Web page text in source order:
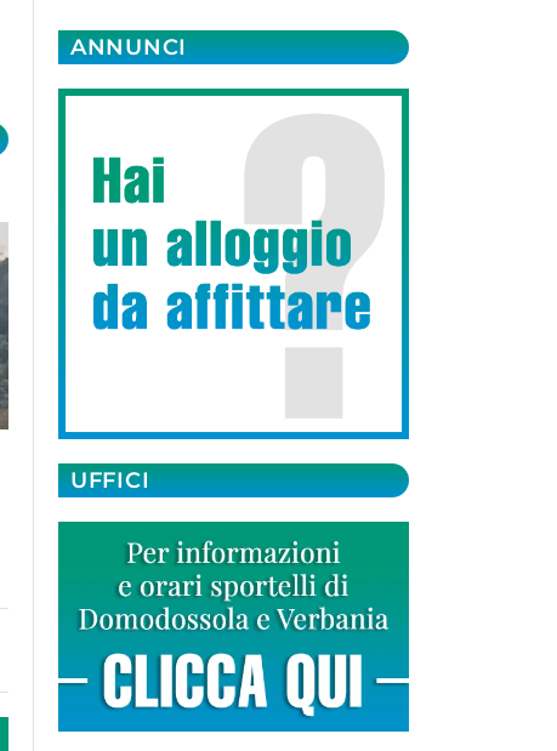
ANNUNCI
UFFICI